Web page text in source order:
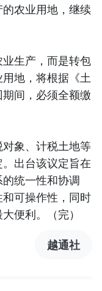
农业用地，继续
生产，而是转包
地，将根据《土
间，必须全额缴
象、计税土地等
出台该议定旨在
统一性和协调
可操作性，同时
便利。（完）
越通社